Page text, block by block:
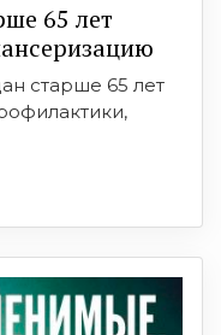
65 лет
старше 65 лет